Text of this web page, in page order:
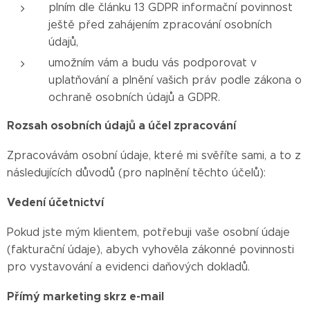
plním dle článku 13 GDPR informační povinnost
ještě před zahájením zpracování osobních
údajů,
umožním vám a budu vás podporovat v
uplatňování a plnění vašich práv podle zákona o
ochraně osobních údajů a GDPR.
Rozsah osobních údajů a účel zpracování
Zpracovávám osobní údaje, které mi svěříte sami, a to z
následujících důvodů (pro naplnění těchto účelů):
Vedení účetnictví
Pokud jste mým klientem, potřebuji vaše osobní údaje
(fakturační údaje), abych vyhověla zákonné povinnosti
pro vystavování a evidenci daňových dokladů.
Přímý marketing skrz e-mail